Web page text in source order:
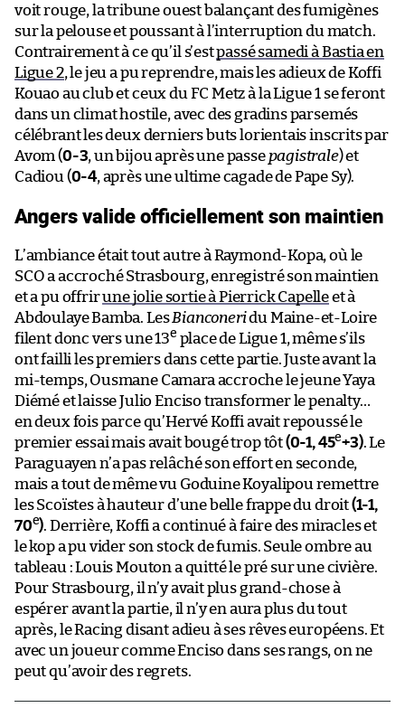
voit rouge, la tribune ouest balançant des fumigènes
sur la pelouse et poussant à l’interruption du match.
Contrairement à ce qu’il s’estpassé samedi à Bastia en
Ligue 2, le jeu a pu reprendre, mais les adieux de Koffi
Kouao au club et ceux du FC Metz à la Ligue 1 se feront
dans un climat hostile, avec des gradins parsemés
célébrant les deux derniers buts lorientais inscrits par
Avom (0-3, un bijou après une passe pagistrale) et
Cadiou (0-4, après une ultime cagade de Pape Sy).
Angers valide officiellement son maintien
L’ambiance était tout autre à Raymond-Kopa, où le
SCO a accroché Strasbourg, enregistré son maintien
et a pu offrirune jolie sortie à Pierrick Capelleet à
Abdoulaye Bamba. LesBianconeridu Maine-et-Loire
filent donc vers une 13e place de Ligue 1, même s’ils
ont failli les premiers dans cette partie. Juste avant la
mi-temps, Ousmane Camara accroche le jeune Yaya
Diémé et laisse Julio Enciso transformer le penalty…
en deux fois parce qu’Hervé Koffi avait repoussé le
premier essai mais avait bougé trop tôt(0-1, 45e+3). Le
Paraguayen n’a pas relâché son effort en seconde,
mais a tout de même vu Goduine Koyalipou remettre
les Scoïstes à hauteur d’une belle frappe du droit(1-1,
70e). Derrière, Koffi a continué à faire des miracles et
le kop a pu vider son stock de fumis. Seule ombre au
tableau : Louis Mouton a quitté le pré sur une civière.
Pour Strasbourg, il n’y avait plus grand-chose à
espérer avant la partie, il n’y en aura plus du tout
après, le Racing disant adieu à ses rêves européens. Et
avec un joueur comme Enciso dans ses rangs, on ne
peut qu’avoir des regrets.